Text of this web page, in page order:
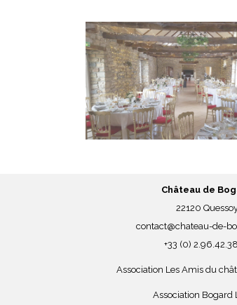
Château de
22120
contact@chateau-de-
+33 (0)
Association Les Amis du
Association Bogard